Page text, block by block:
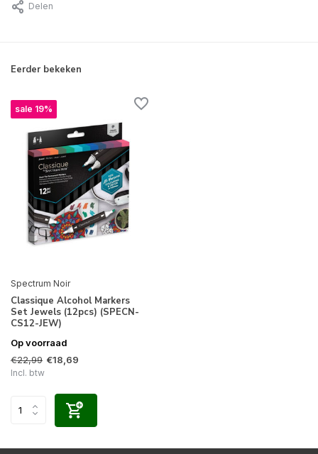
Delen
Eerder bekeken
sale 19%
Spectrum Noir
Classique Alcohol Markers
Set Jewels (12pcs) (SPECN-
CS12-JEW)
Op voorraad
€22,99 €18,69
Incl. btw